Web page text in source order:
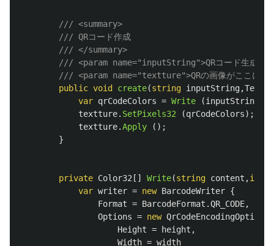
/// <summary>
/// QRコード作成
/// </summary>
/// <param name="inputString">QRコード生成元
/// <param name="textture">QRの画像がここに入
public void create(string inputString,
var qrCodeColors = Write (inputString
textture. SetPixels32 (qrCodeColors);
textture.Apply
();
}
private Color32 [] Write(string content ,int
var writer = new BarcodeWriter {
Format = BarcodeFormat .QR_CODE,
Options = new QrCodeEncodingOptions
Height = height ,
Width = width